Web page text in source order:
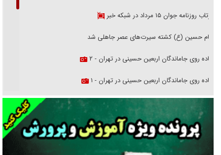
بازتاب روزنامه جوان ۱۵ مرداد در شبکه خبر
امام حسین (ع) کشته سیرت‌های عصر جاهلی شد
پیاده روی جاماندگان اربعین حسینی در تهران - ۲
پیاده روی جاماندگان اربعین حسینی در تهران - ۱
فریاد‌ها و ناله‌های دوستان مبارزدلم را آتش می‌زد
تغییر رویه دشمن در ترور از شیخ فضل‌الله تا مصباح یزدی
خرید قسطی اولش خنده و آخرش گریه است!